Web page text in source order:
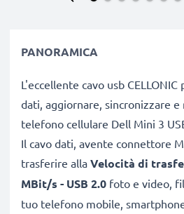
PANORAMICA
L'eccellente cavo usb
dati, aggiornare, sincronizzare
telefono cellulare Dell Mini 3
Il cavo dati, avente connettore
trasferire alla Velocità di
MBit/s - USB 2.0 foto e video,
tuo telefono mobile,